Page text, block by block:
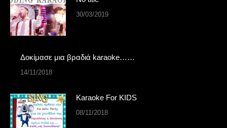
30/03/2019
Δοκίμασε μια βραδιά karaoke……
14/11/2018
Karaoke For KIDS
08/11/2018